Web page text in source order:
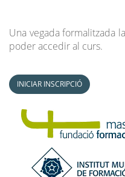
Una vegada formalitzada
poder accedir al curs.
INICIAR INSCRIPCIÓ